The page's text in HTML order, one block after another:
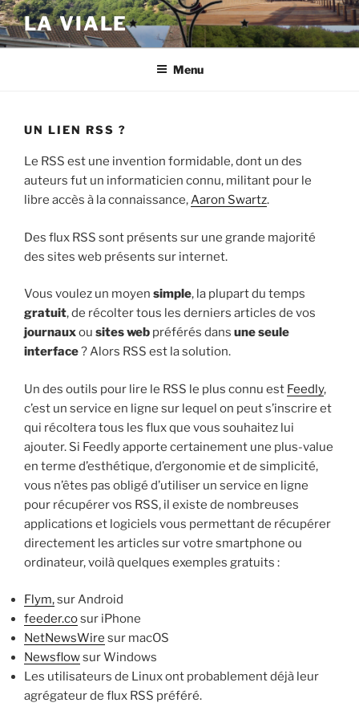
Aller
au
contenu
LA VIALE
Menu
UN LIEN RSS ?
Le RSS est une invention formidable, dont un des
auteurs fut un informaticien connu, militant pour le
libre accès à la connaissance,Aaron Swartz.
Des flux RSS sont présents sur une grande majorité
des sites web présents sur internet.
Vous voulez un moyen simple, la plupart du temps
gratuit, de récolter tous les derniers articles de vos
journauxou sites web préférés dans une seule
interface? Alors RSS est la solution.
Un des outils pour lire le RSS le plus connu est Feedly,
c’est un service en ligne sur lequel on peut s’inscrire et
qui récoltera tous les flux que vous souhaitez lui
ajouter. Si Feedly apporte certainement une plus-value
en terme d’esthétique, d’ergonomie et de simplicité,
vous n’êtes pas obligé d’utiliser un service en ligne
pour récupérer vos RSS, il existe de nombreuses
applications et logiciels vous permettant de récupérer
directement les articles sur votre smartphone ou
ordinateur, voilà quelques exemples gratuits :
Flym,sur Android
feeder.cosur iPhone
NetNewsWire sur macOS
Newsflowsur Windows
Les utilisateurs de Linux ont probablement déjà leur
agrégateur de flux RSS préféré.